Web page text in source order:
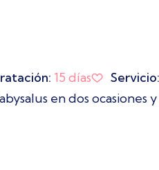
15 días Servicio:
en dos ocasiones